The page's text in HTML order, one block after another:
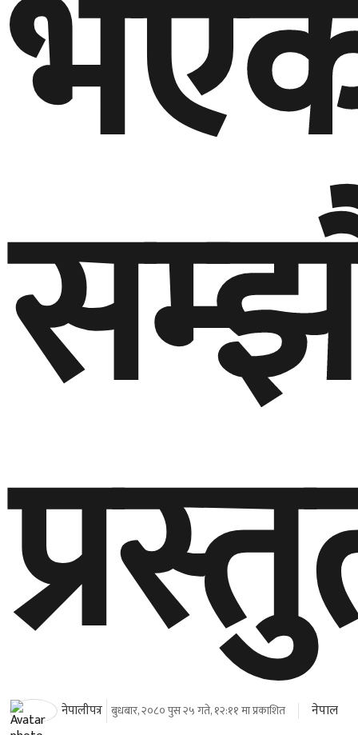
नेपालीपत्र बुधबार, २०८० पुस २५ गते, १२:११ मा प्रकाशित नेपाल